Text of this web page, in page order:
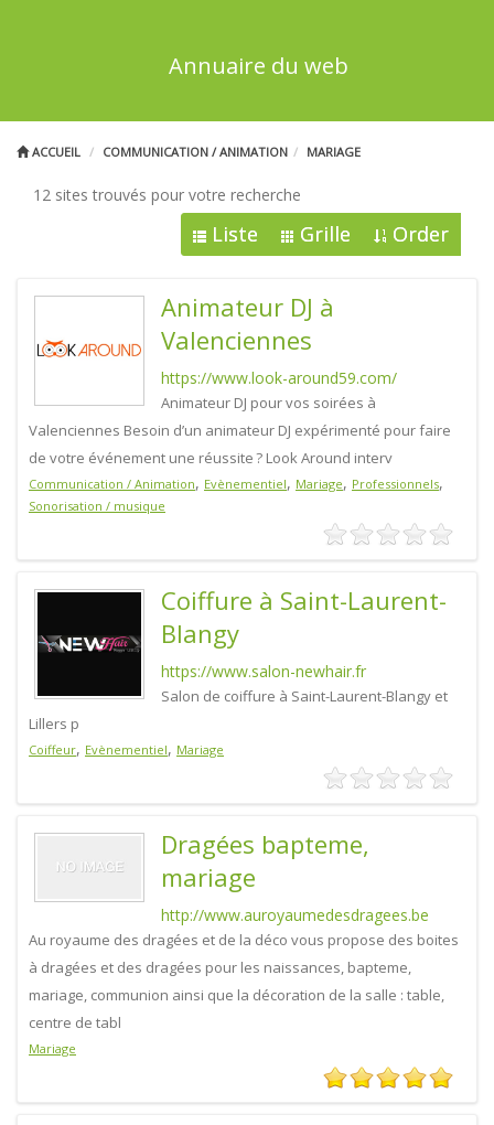
Annuaire du web
ACCUEIL COMMUNICATION / ANIMATION MARIAGE
12 sites trouvés pour votre recherche
Liste Grille Order
Animateur DJ à
Valenciennes
https://www.look-around59.com/
Animateur DJ pour vos soirées à
Valenciennes Besoin d’un animateur DJ expérimenté pour faire
de votre événement une réussite ? Look Around interv
Communication / Animation, Evènementiel, Mariage, Professionnels,
Sonorisation / musique
Coiffure à Saint-Laurent-
Blangy
https://www.salon-newhair.fr
Salon de coiffure à Saint-Laurent-Blangy et
Lillers p
Coiffeur, Evènementiel, Mariage
Dragées bapteme,
mariage
http://www.auroyaumedesdragees.be
Au royaume des dragées et de la déco vous propose des boites
à dragées et des dragées pour les naissances, bapteme,
mariage, communion ainsi que la décoration de la salle : table,
centre de tabl
Mariage